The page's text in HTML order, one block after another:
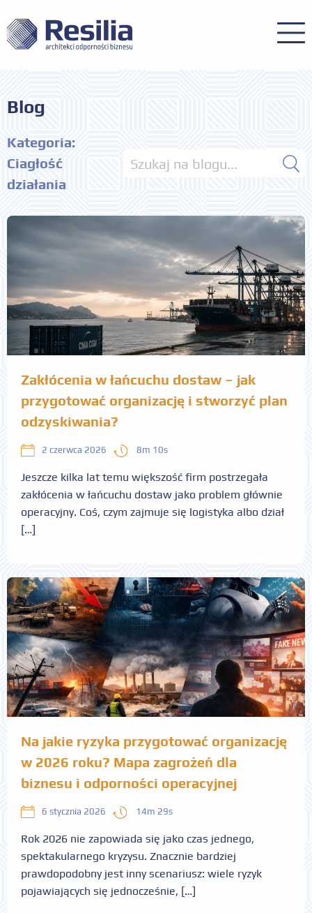
Blog
Kategoria:
Ciagłość
działania
Zakłócenia w łańcuchu dostaw – jak
przygotować organizację i stworzyć plan
odzyskiwania?
2 czerwca 2026 8m 10s
Jeszcze kilka lat temu większość firm postrzegała
zakłócenia w łańcuchu dostaw jako problem głównie
operacyjny. Coś, czym zajmuje się logistyka albo dział
[…]
Na jakie ryzyka przygotować organizację
w 2026 roku? Mapa zagrożeń dla
biznesu i odporności operacyjnej
6 stycznia 2026 14m 29s
Rok 2026 nie zapowiada się jako czas jednego,
spektakularnego kryzysu. Znacznie bardziej
prawdopodobny jest inny scenariusz: wiele ryzyk
pojawiających się jednocześnie, […]